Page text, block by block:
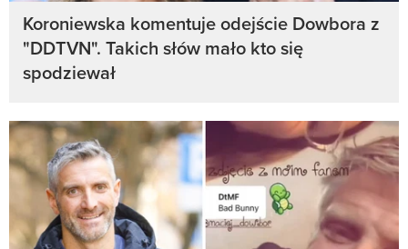
Koroniewska komentuje odejście Dowbora z
"DDTVN". Takich słów mało kto się
spodziewał